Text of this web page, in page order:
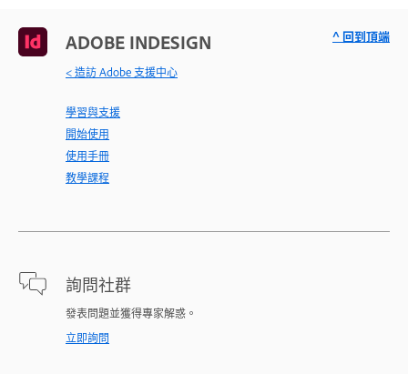
ADOBE INDESIGN
< 造訪 Adobe 支援中心
學習與支援
開始使用
使用手冊
教學課程
詢問社群
發表問題並獲得專家解惑。
立即詢問
^ 回到頂端